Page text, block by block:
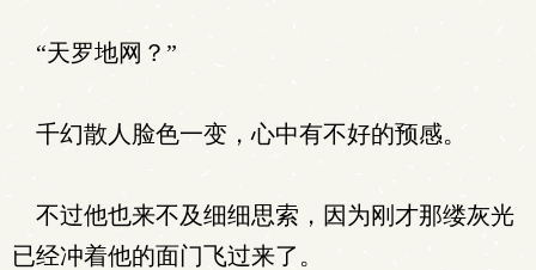
“天罗地网？”
千幻散人脸色一变，心中有不好的预感。
不过他也来不及细细思索，因为刚才那缕灰光
已经冲着他的面门飞过来了。